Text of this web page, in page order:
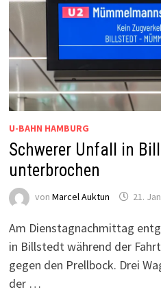
U-BAHN HAMBURG
Schwerer Unfall in
unterbrochen
von Marcel Auktun 21.
Am Dienstagnachmittag
in Billstedt während der
gegen den Prellbock. Drei
der …